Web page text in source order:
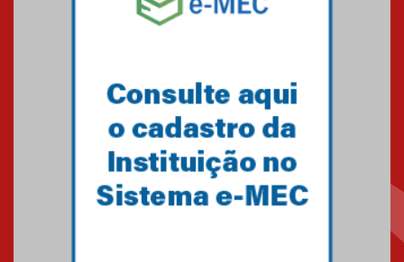
Como o Colégio Mackenzie
Brasília prepara seus
Como os pais podem investir
na educação dos filhos além da
escola